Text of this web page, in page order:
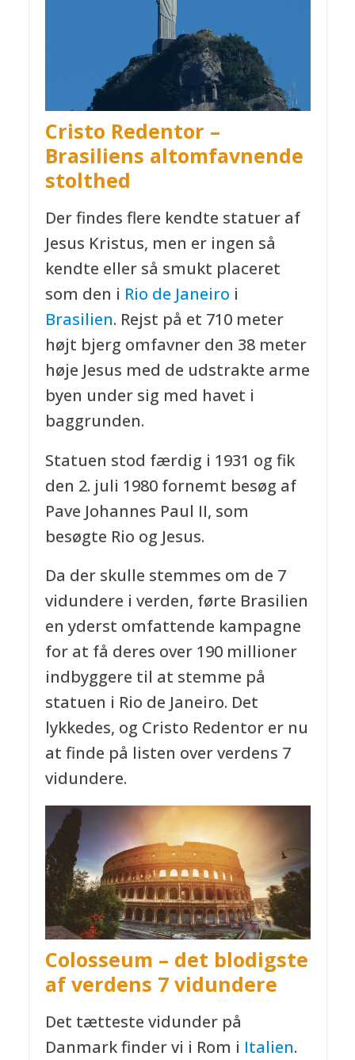
Cristo Redentor –
Brasiliens altomfavnende
stolthed
Der findes flere kendte statuer af
Jesus Kristus, men er ingen så
kendte eller så smukt placeret
som den i Rio de Janeiro i
Brasilien. Rejst på et 710 meter
højt bjerg omfavner den 38 meter
høje Jesus med de udstrakte arme
byen under sig med havet i
baggrunden.
Statuen stod færdig i 1931 og fik
den 2. juli 1980 fornemt besøg af
Pave Johannes Paul II, som
besøgte Rio og Jesus.
Da der skulle stemmes om de 7
vidundere i verden, førte Brasilien
en yderst omfattende kampagne
for at få deres over 190 millioner
indbyggere til at stemme på
statuen i Rio de Janeiro. Det
lykkedes, og Cristo Redentor er nu
at finde på listen over verdens 7
vidundere.
Colosseum – det blodigste
af verdens 7 vidundere
Det tætteste vidunder på
Danmark finder vi i Rom i Italien.